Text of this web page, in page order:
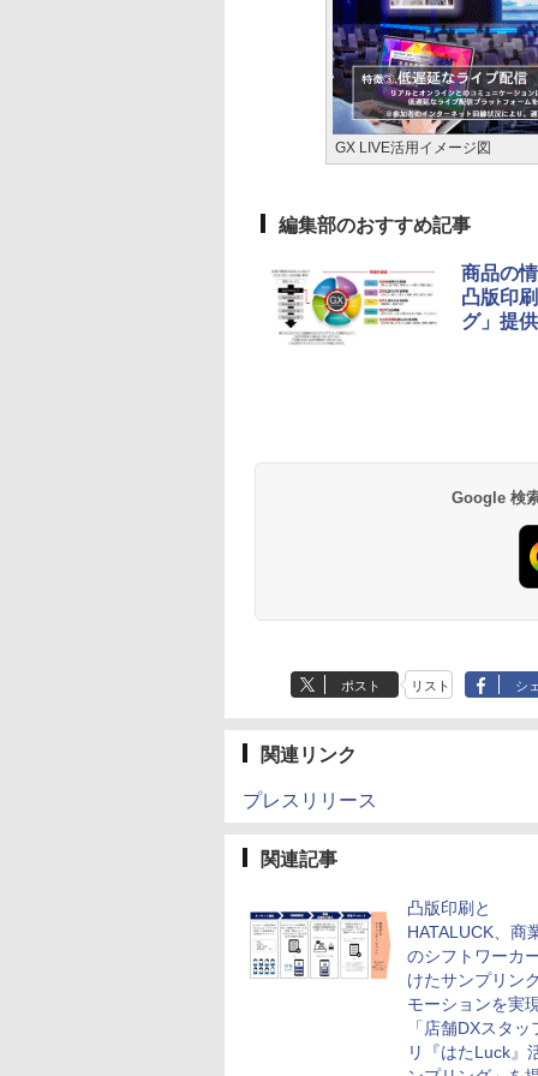
GX LIVE活用イメージ図
編集部のおすすめ記事
商品の
凸版印
グ」提供
Google 検
ポスト リスト シ
関連リンク
プレスリリース
関連記事
凸版印刷と
HATALUCK、商
のシフトワーカ
けたサンプリン
モーションを実
「店舗DXスタッ
リ『はたLuck』